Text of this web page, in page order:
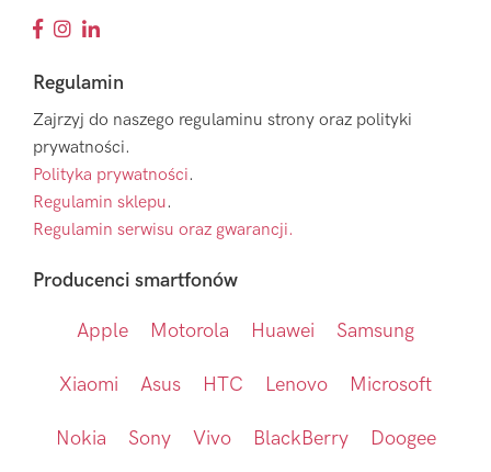
Regulamin
Zajrzyj do naszego regulaminu strony oraz polityki
prywatności.
Polityka prywatności.
Regulamin sklepu.
Regulamin serwisu oraz gwarancji.
Producenci smartfonów
Apple Motorola Huawei Samsung
Xiaomi Asus HTC Lenovo Microsoft
Nokia Sony Vivo BlackBerry Doogee